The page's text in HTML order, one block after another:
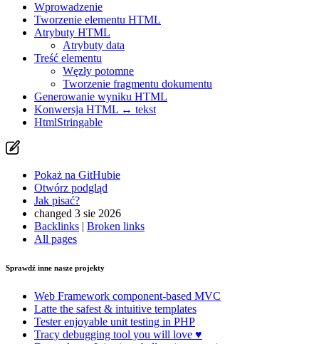
Znalazłeś/aś problem na tej stronie?
Pokaż na GitHubie(następnie naciśnij E, aby edytować)
Otwórz podgląd
Zgłoś problem z tą stroną na GitHubie
Wprowadzenie
Tworzenie elementu HTML
Atrybuty HTML
Atrybuty data
Treść elementu
Węzły potomne
Tworzenie fragmentu dokumentu
Generowanie wyniku HTML
Konwersja HTML ↔ tekst
HtmlStringable
Pokaż na GitHubie
Otwórz podgląd
Jak pisać?
changed 3 sie 2026
Backlinks | Broken links
All pages
Sprawdź inne nasze projekty
Web Framework component-based MVC
Latte the safest & intuitive templates
Testerenjoyable unit testing in PHP
Tracy debugging tool you will love ♥